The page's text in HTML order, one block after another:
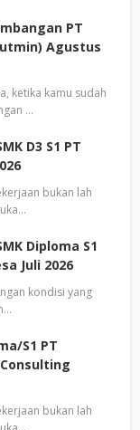
PT
Agustus
ketika kamu sudah
…
D3 S1 PT
bukan lah
Diploma S1
Juli 2026
kondisi yang
S1 PT
bukan lah